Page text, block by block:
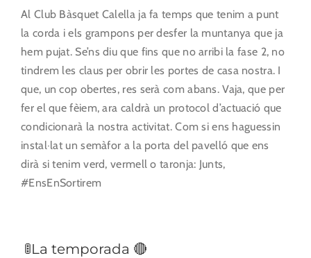
Al Club Bàsquet Calella ja fa temps que tenim a punt
la corda i els grampons per desfer la muntanya que ja
hem pujat. Se’ns diu que fins que no arribi la fase 2, no
tindrem les claus per obrir les portes de casa nostra. I
que, un cop obertes, res serà com abans. Vaja, que per
fer el que fèiem, ara caldrà un protocol d’actuació que
condicionarà la nostra activitat. Com si ens haguessin
instal·lat un semàfor a la porta del pavelló que ens
dirà si tenim verd, vermell o taronja: Junts,
#EnsEnSortirem
🚦La temporada 🔴